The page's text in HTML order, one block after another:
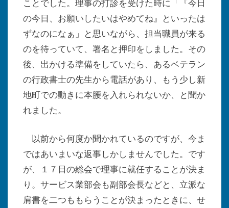
ことでした。理事の打診を受けた時に「『今日
の今日、お願いしたいはやめてね』といったは
ずなのになぁ」と思いながら、担当職員が来る
のを待っていて、署名と押印をしました。その
後、出かける準備をしていたら、あるベテラン
の行政書士の先生から電話があり、もう少し新
地町での動きに本腰を入れられないか、と聞か
れました。
以前から何度か聞かれているのですが、今ま
ではあいまいな返事しかしませんでした。です
が、１７日の総会で理事に就任することが決ま
り。サービス業部会も副部会長などと、立派な
肩書を二つももらうことが決まったときに、せ